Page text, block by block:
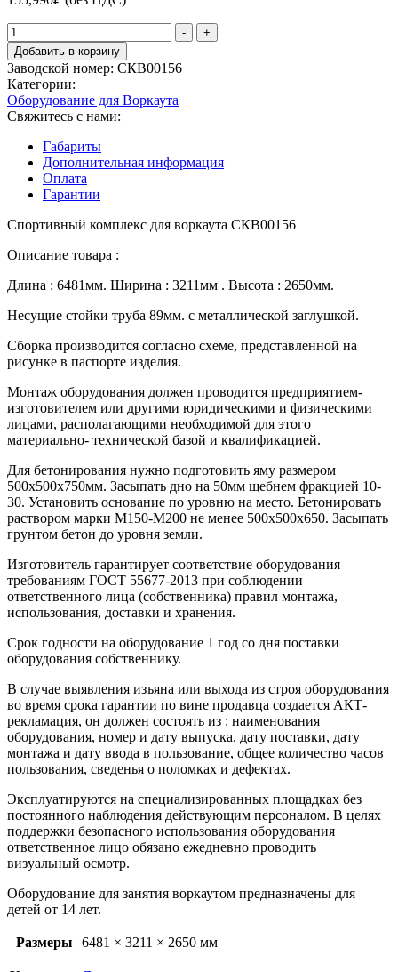
Количество
товара
Спортивный
комплекс
для
воркаута
СКВ00156
-
+
Добавить в корзину
Заводской номер: СКВ00156
Категории:
Оборудование для Воркаута
Свяжитесь с нами:
Габариты
Дополнительная информация
Оплата
Гарантии
Спортивный комплекс для воркаута СКВ00156
Описание товара :
Длина : 6481мм. Ширина : 3211мм . Высота : 2650мм.
Несущие стойки труба 89мм. с металлической заглушкой.
Сборка производится согласно схеме, представленной на
рисунке в паспорте изделия.
Монтаж оборудования должен проводится предприятием-
изготовителем или другими юридическими и физическими
лицами, располагающими необходимой для этого
материально- технической базой и квалификацией.
Для бетонирования нужно подготовить яму размером
500х500х750мм. Засыпать дно на 50мм щебнем фракцией 10-
30. Установить основание по уровню на место. Бетонировать
раствором марки М150-М200 не менее 500х500х650. Засыпать
грунтом бетон до уровня земли.
Изготовитель гарантирует соответствие оборудования
требованиям ГОСТ 55677-2013 при соблюдении
ответственного лица (собственника) правил монтажа,
использования, доставки и хранения.
Срок годности на оборудование 1 год со дня поставки
оборудования собственнику.
В случае выявления изъяна или выхода из строя оборудования
во время срока гарантии по вине продавца создается АКТ-
рекламация, он должен состоять из : наименования
оборудования, номер и дату выпуска, дату поставки, дату
монтажа и дату ввода в пользование, общее количество часов
пользования, сведенья о поломках и дефектах.
Эксплуатируются на специализированных площадках без
постоянного наблюдения действующим персоналом. В целях
поддержки безопасного использования оборудования
ответственное лицо обязано ежедневно проводить
визуальный осмотр.
Оборудование для занятия воркаутом предназначены для
детей от 14 лет.
Размеры 6481 × 3211 × 2650 мм